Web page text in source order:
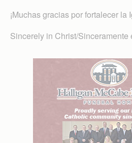
¡Muchas gracias por fortalecer la
Sincerely in Christ/Sinceramente